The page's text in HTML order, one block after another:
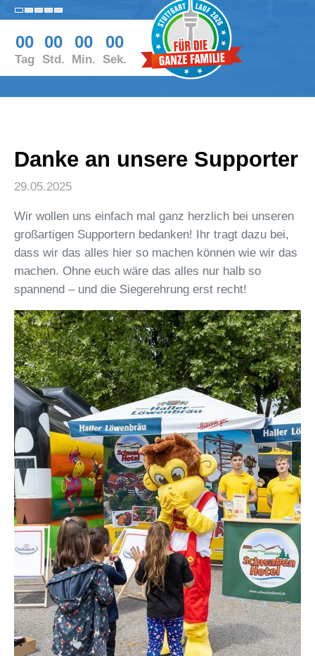
00
Tag
00
Std.
00
Min.
00
Sek.
Danke an unsere Supporter
29.05.2025
Wir wollen uns einfach mal ganz herzlich bei unseren
großartigen Supportern bedanken! Ihr tragt dazu bei,
dass wir das alles hier so machen können wie wir das
machen. Ohne euch wäre das alles nur halb so
spannend – und die Siegerehrung erst recht!